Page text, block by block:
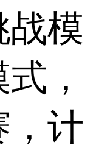
战模
，
，计